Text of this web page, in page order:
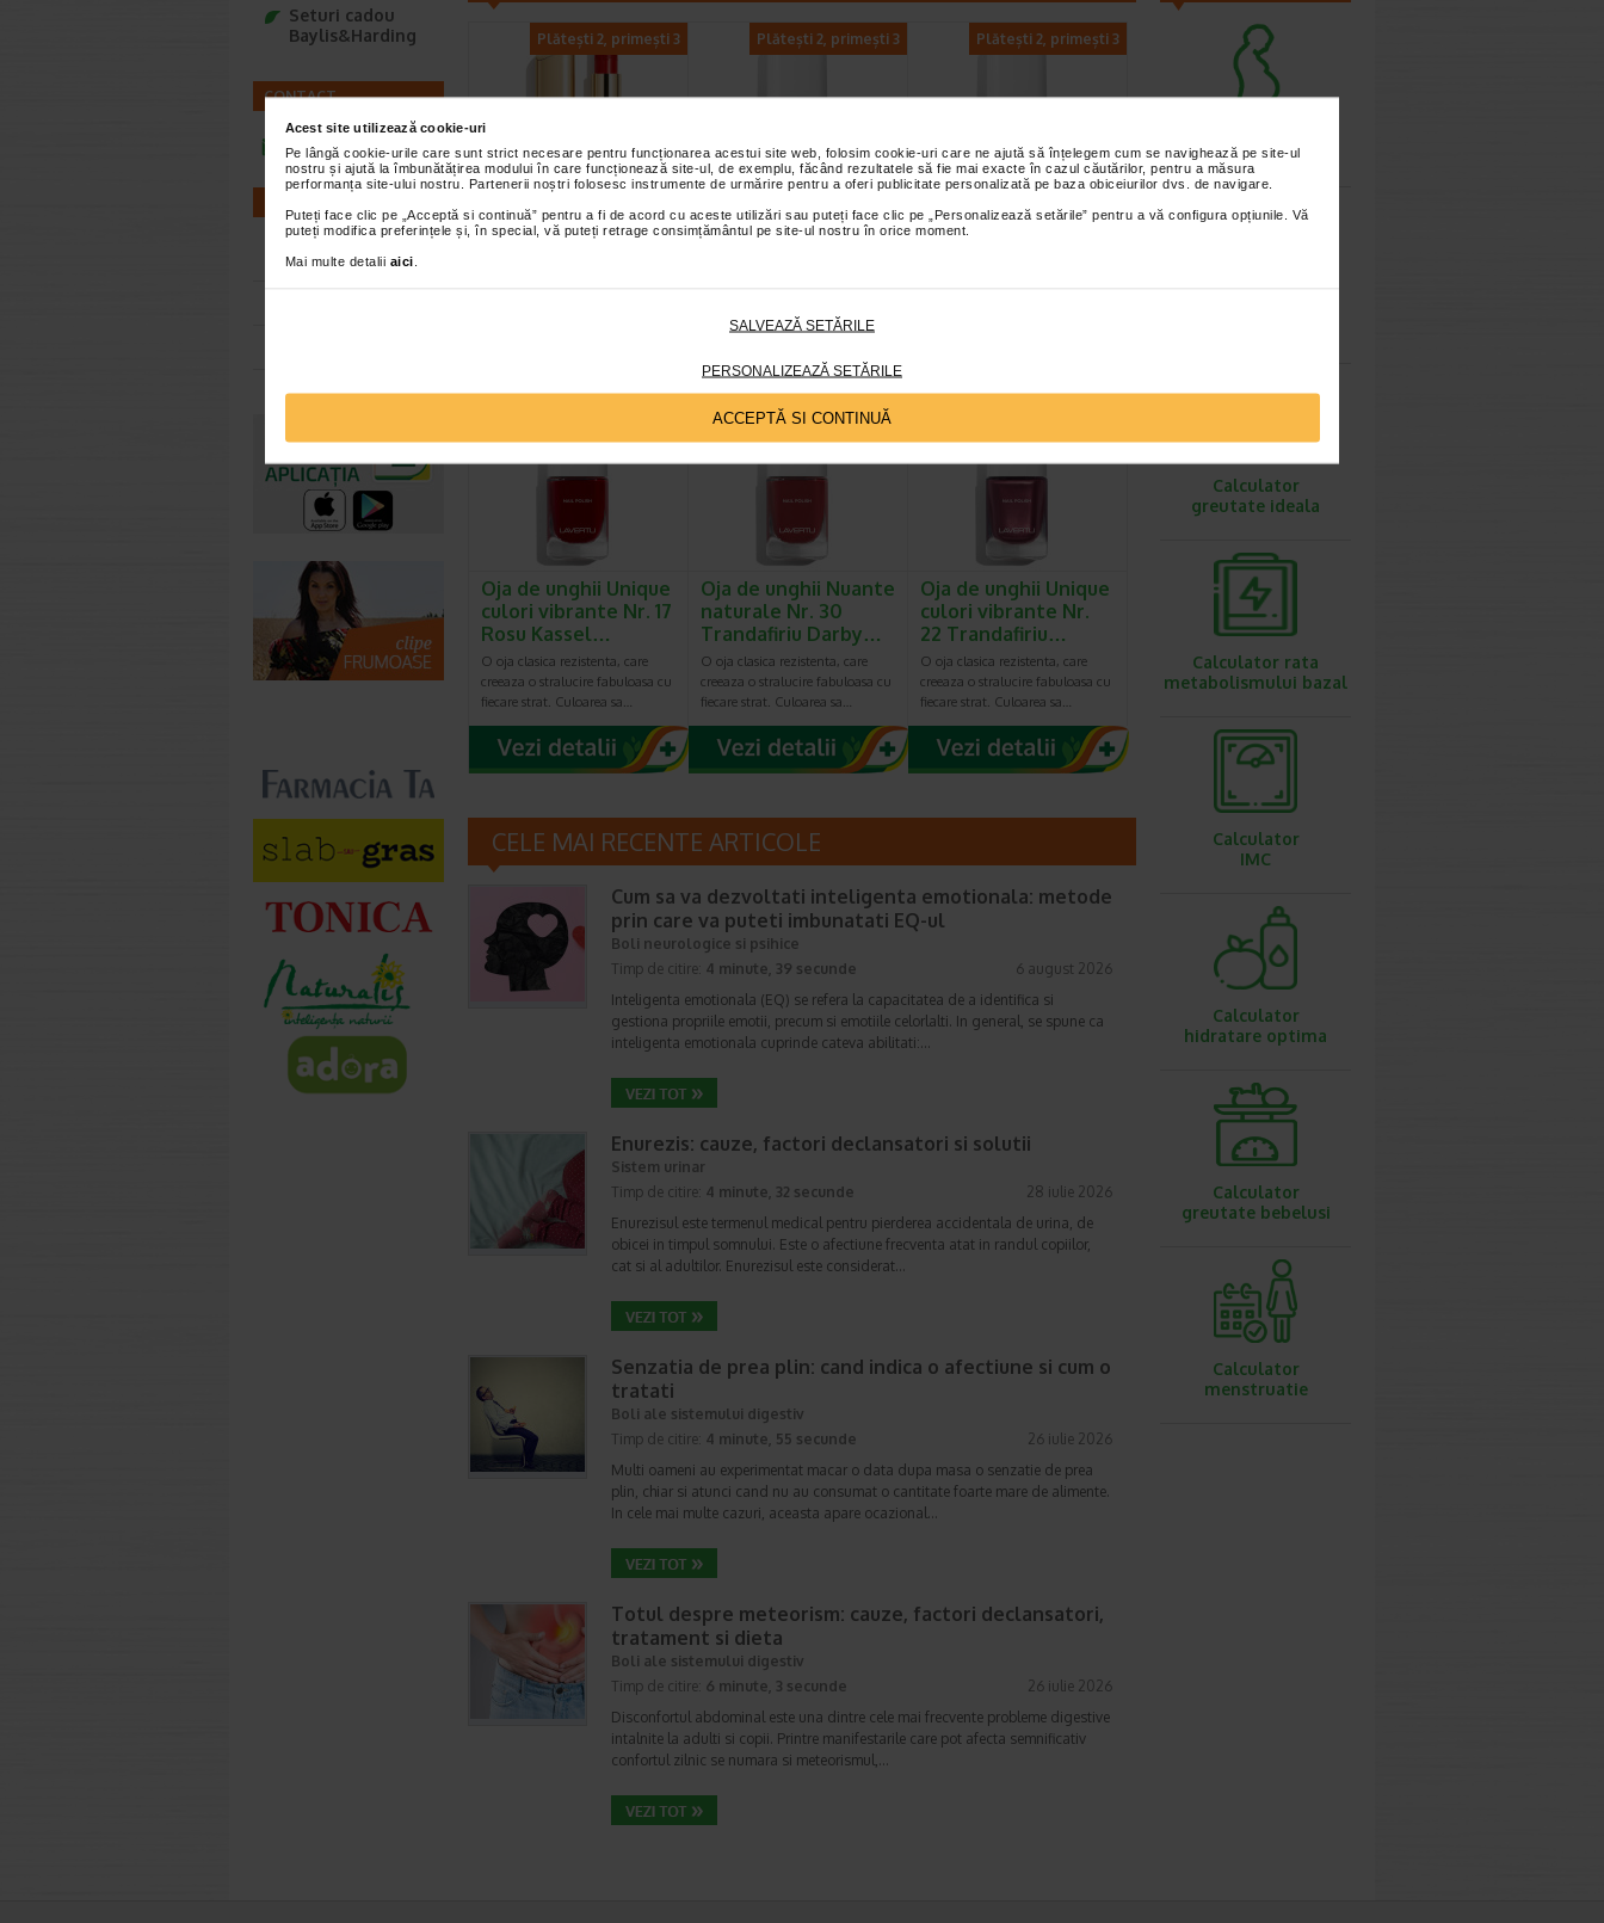
Acest site utilizează cookie-uri
Pe lângă cookie-urile care sunt strict necesare pentru funcționarea acestui site web, folosim cookie-uri care ne ajută să înțelegem cum se navighează pe site-ul
nostru și ajută la îmbunătățirea modului în care funcționează site-ul, de exemplu, făcând rezultatele să fie mai exacte în cazul căutărilor, pentru a măsura
performanța site-ului nostru. Partenerii noștri folosesc instrumente de urmărire pentru a oferi publicitate personalizată pe baza obiceiurilor dvs. de navigare.
Puteți face clic pe „Acceptă si continuă” pentru a fi de acord cu aceste utilizări sau puteți face clic pe „Personalizează setările” pentru a vă configura opțiunile. Vă
puteți modifica preferințele și, în special, vă puteți retrage consimțământul pe site-ul nostru în orice moment.
Mai multe detalii aici
SALVEAZĂ SETĂRILE
PERSONALIZEAZĂ SETĂRILE
ACCEPTĂ SI CONTINUĂ
Plătești 2, primești 3
Ruj Unique culori
vibrante Nr. 19 Rosu
Plătești 2, primești 3
Oja de unghii Nuante
naturale Nr. 34
fiecare strat. Culoarea sa…
Plătești 2, primești 3
Oja de unghii Nuante
naturale Nr. 36 Rosu
Oja de unghii Unique
culori vibrante Nr. 17
Rosu Kassel…
O oja clasica rezistenta, care
creeaza o stralucire fabuloasa cu
fiecare strat. Culoarea sa…
Plătești 2, primești 3
Oja de unghii Nuante
naturale Nr. 30
Trandafiriu Darby…
O oja clasica rezistenta, care
creeaza o stralucire fabuloasa cu
fiecare strat. Culoarea sa…
Oja de unghii Unique
culori vibrante Nr.
22 Trandafiriu…
O oja clasica rezistenta, care
creeaza o stralucire fabuloasa cu
fiecare strat. Culoarea sa…
CELE MAI RECENTE ARTICOLE
Cum sa va dezvoltati inteligenta emotionala: metode
prin care va puteti imbunatati EQ-ul
Boli neurologice si psihice
Timp de citire: 4 minute, 39 secunde
6 august 2026
Inteligenta emotionala (EQ) se refera la capacitatea de a identifica si
gestiona propriile emotii, precum si emotiile celorlalti. In general, se spune ca
inteligenta emotionala cuprinde cateva abilitati:…
Enurezis: cauze, factori declansatori si solutii
Sistem urinar
Timp de citire: 4 minute, 32 secunde
28 iulie 2026
Enurezisul este termenul medical pentru pierderea accidentala de urina, de
obicei in timpul somnului. Este o afectiune frecventa atat in randul copiilor,
cat si al adultilor. Enurezisul este considerat…
Senzatia de prea plin: cand indica o afectiune si cum o
tratati
Boli ale sistemului digestiv
Timp de citire: 4 minute, 55 secunde
26 iulie 2026
Multi oameni au experimentat macar o data dupa masa o senzatie de prea
plin, chiar si atunci cand nu au consumat o cantitate foarte mare de alimente.
In cele mai multe cazuri, aceasta apare ocazional…
Totul despre meteorism: cauze, factori declansatori,
tratament si dieta
Boli ale sistemului digestiv
Timp de citire: 6 minute, 3 secunde
26 iulie 2026
Disconfortul abdominal este una dintre cele mai frecvente probleme digestive
intalnite la adulti si copii. Printre manifestarile care pot afecta semnificativ
confortul zilnic se numara si meteorismul,…
Seturi cadou
Baylis&Harding
CONTACT
infoline@catena.ro
Farmacii NON-STOP
sarcina
Calculator
greutate ideala
Calculator rata
metabolismului bazal
Calculator
IMC
Calculator
hidratare optima
Calculator
greutate bebelusi
Calculator
menstruatie